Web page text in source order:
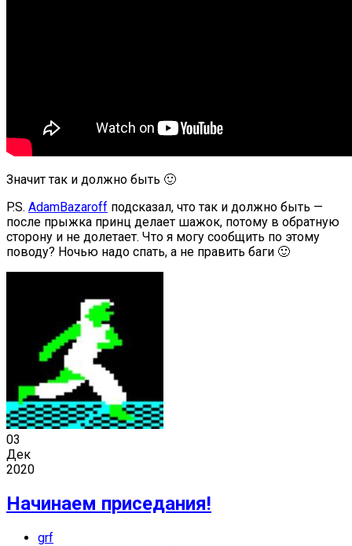
Значит так и должно быть 🙂
P.S. AdamBazaroff подсказал, что так и должно быть —
после прыжка принц делает шажок, потому в обратную
сторону и не долетает. Что я могу сообщить по этому
поводу? Ночью надо спать, а не править баги 🙂
03
Дек
2020
Начинаем приседания!
grf